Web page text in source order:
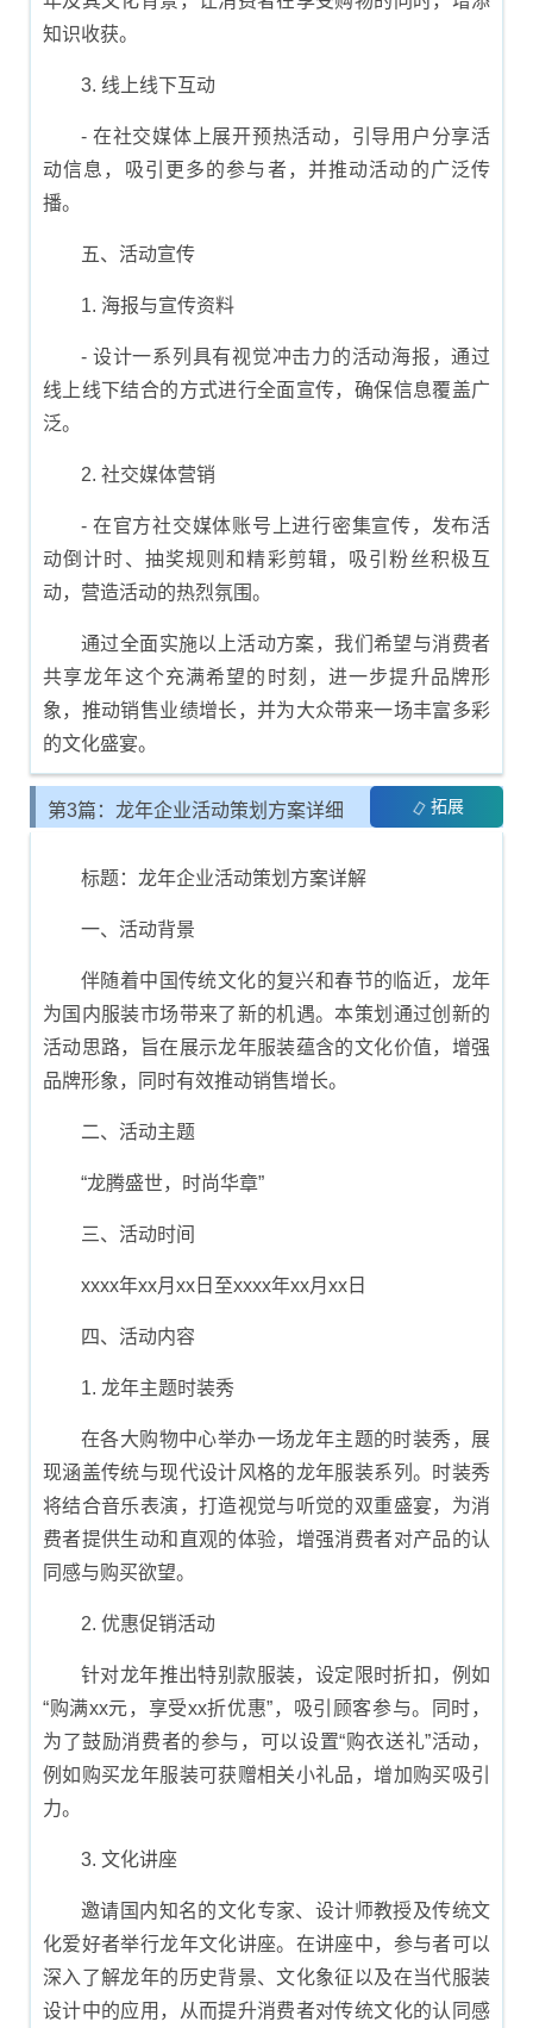
知识收获。
3. 线上线下互动
- 在社交媒体上展开预热活动，引导用户分享活
动信息，吸引更多的参与者，并推动活动的广泛传
播。
五、活动宣传
1. 海报与宣传资料
- 设计一系列具有视觉冲击力的活动海报，通过
线上线下结合的方式进行全面宣传，确保信息覆盖广
泛。
2. 社交媒体营销
- 在官方社交媒体账号上进行密集宣传，发布活
动倒计时、抽奖规则和精彩剪辑，吸引粉丝积极互
动，营造活动的热烈氛围。
通过全面实施以上活动方案，我们希望与消费者
共享龙年这个充满希望的时刻，进一步提升品牌形
象，推动销售业绩增长，并为大众带来一场丰富多彩
的文化盛宴。
第3篇：龙年企业活动策划方案详细 拓展
标题：龙年企业活动策划方案详解
一、活动背景
伴随着中国传统文化的复兴和春节的临近，龙年
为国内服装市场带来了新的机遇。本策划通过创新的
活动思路，旨在展示龙年服装蕴含的文化价值，增强
品牌形象，同时有效推动销售增长。
二、活动主题
“龙腾盛世，时尚华章”
三、活动时间
xxxx年xx月xx日至xxxx年xx月xx日
四、活动内容
1. 龙年主题时装秀
在各大购物中心举办一场龙年主题的时装秀，展
现涵盖传统与现代设计风格的龙年服装系列。时装秀
将结合音乐表演，打造视觉与听觉的双重盛宴，为消
费者提供生动和直观的体验，增强消费者对产品的认
同感与购买欲望。
2. 优惠促销活动
针对龙年推出特别款服装，设定限时折扣，例如
“购满xx元，享受xx折优惠”，吸引顾客参与。同时，
为了鼓励消费者的参与，可以设置“购衣送礼”活动，
例如购买龙年服装可获赠相关小礼品，增加购买吸引
力。
3. 文化讲座
邀请国内知名的文化专家、设计师教授及传统文
化爱好者举行龙年文化讲座。在讲座中，参与者可以
深入了解龙年的历史背景、文化象征以及在当代服装
设计中的应用，从而提升消费者对传统文化的认同感